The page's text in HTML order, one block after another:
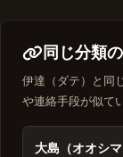
同じ分類
伊達（ダテ）と同
や連絡手段が似て
大島（オオシマ